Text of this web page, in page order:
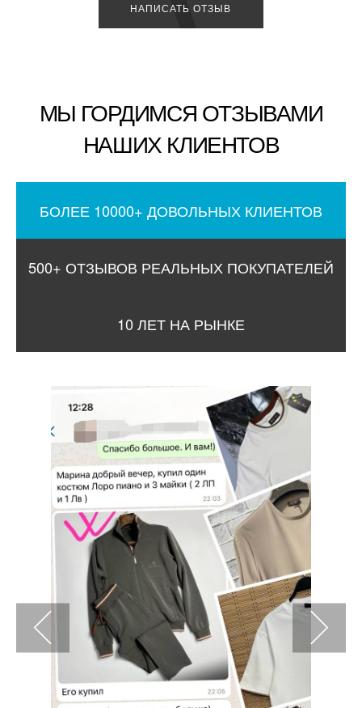
НАПИСАТЬ ОТЗЫВ
МЫ ГОРДИМСЯ ОТЗЫВАМИ
НАШИХ КЛИЕНТОВ
БОЛЕЕ 10000+ ДОВОЛЬНЫХ КЛИЕНТОВ
500+ ОТЗЫВОВ РЕАЛЬНЫХ ПОКУПАТЕЛЕЙ
10 ЛЕТ НА РЫНКЕ